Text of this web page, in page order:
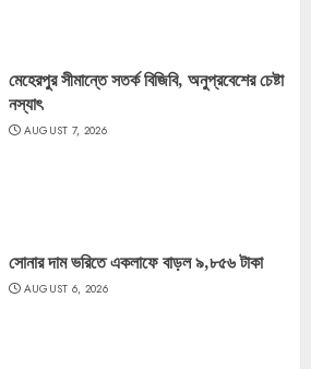
মেহেরপুর সীমান্তে সতর্ক বিজিবি, অনুপ্রবেশের চেষ্টা
নস্যাৎ
AUGUST 7, 2026
সোনার দাম ভরিতে একলাফে বাড়ল ৯,৮৫৬ টাকা
AUGUST 6, 2026